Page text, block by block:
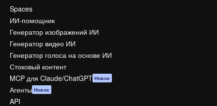
Spaces
ИИ-помощник
Генератор изображений ИИ
Генератор видео ИИ
Генератор голоса на основе ИИ
Стоковый контент
MCP для Claude/ChatGPT Новое
Агенты Новое
API